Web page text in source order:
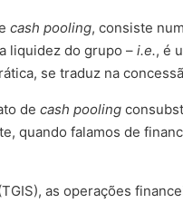
cash pooling, consiste
liquidez do grupo – i.e., é
se traduz na
de cash pooling
quando falamos de
as operações